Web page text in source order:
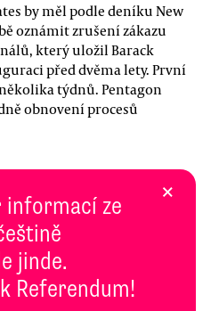
by měl podle deníku New
oznámit zrušení zákazu
který uložil Barack
před dvěma lety. První
týdnů. Pentagon
obnovení procesů
ze
jinde.
Referendum!
×